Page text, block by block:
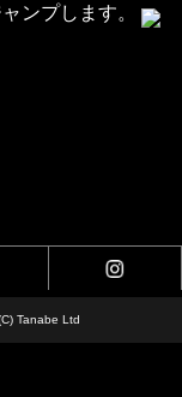
ンプします。
Tanabe Ltd